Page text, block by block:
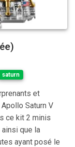
saturn
et
Saturn V
ce kit 2 minis
que la
ayant posé le